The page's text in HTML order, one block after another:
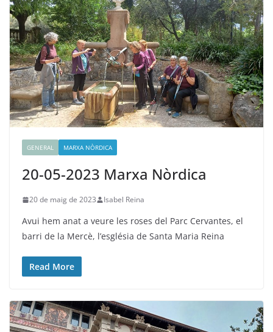
GENERAL MARXA NÒRDICA
20-05-2023 Marxa Nòrdica
20 de maig de 2023 Isabel Reina
Avui hem anat a veure les roses del Parc Cervantes, el
barri de la Mercè, l’església de Santa Maria Reina
Read More